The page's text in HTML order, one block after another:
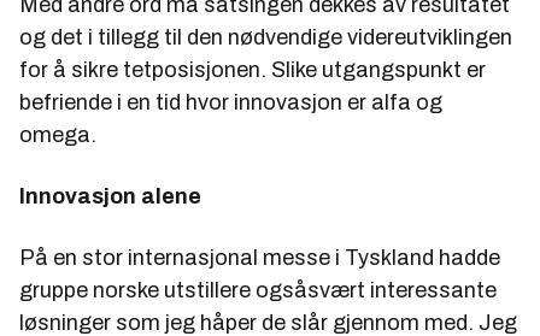
og det i tillegg til den nødvendige videreutviklingen
for å sikre tetposisjonen. Slike utgangspunkt er
befriende i en tid hvor innovasjon er alfa og
omega.
Innovasjon alene
På en stor internasjonal messe i Tyskland hadde
gruppe norske utstillere ogsåsvært interessante
løsninger som jeg håper de slår gjennom med. Jeg